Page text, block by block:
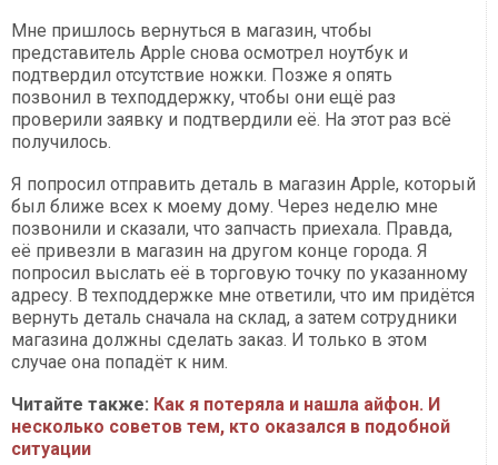
Мне пришлось вернуться в магазин, чтобы
представитель Apple снова осмотрел ноутбук и
подтвердил отсутствие ножки. Позже я опять
позвонил в техподдержку, чтобы они ещё раз
проверили заявку и подтвердили её. На этот раз всё
получилось.
Я попросил отправить деталь в магазин Apple, который
был ближе всех к моему дому. Через неделю мне
позвонили и сказали, что запчасть приехала. Правда,
её привезли в магазин на другом конце города. Я
попросил выслать её в торговую точку по указанному
адресу. В техподдержке мне ответили, что им придётся
вернуть деталь сначала на склад, а затем сотрудники
магазина должны сделать заказ. И только в этом
случае она попадёт к ним.
Читайте также: Как я потеряла и нашла айфон. И
несколько советов тем, кто оказался в подобной
ситуации